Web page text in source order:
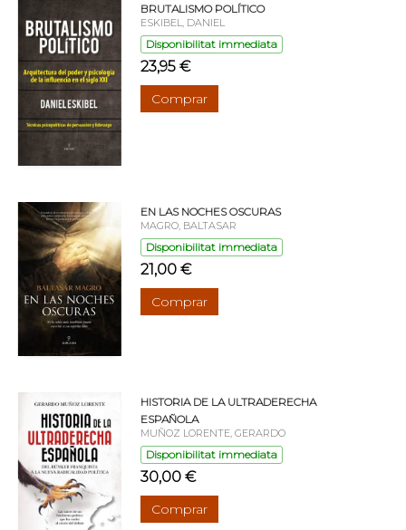
BRUTALISMO POLÍTICO
ESKIBEL, DANIEL
Disponibilitat immediata
23,95 €
Comprar
EN LAS NOCHES OSCURAS
MAGRO, BALTASAR
Disponibilitat immediata
21,00 €
Comprar
HISTORIA DE LA ULTRADERECHA
ESPAÑOLA
MUÑOZ LORENTE, GERARDO
Disponibilitat immediata
30,00 €
Comprar